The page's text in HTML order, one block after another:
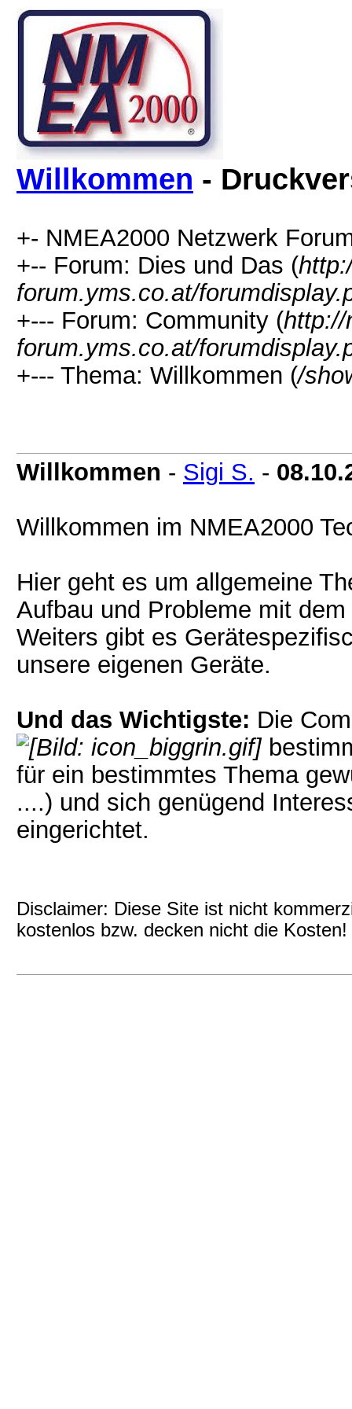
Willkommen -
+- NMEA2000 Netzwerk
+-- Forum: Dies und Das (
forum.yms.co.at/
+--- Forum: Community (http://
forum.yms.co.at/
+--- Thema: Willkommen (/
Willkommen - Sigi S. -
Willkommen im NMEA2000
Hier geht es um allgemeine
Aufbau und Probleme mit
Weiters gibt es
unsere eigenen Geräte.
Und das Wichtigste: Die
für ein bestimmtes Thema
....) und sich genügend
eingerichtet.
Disclaimer: Diese Site ist nicht
kostenlos bzw. decken nicht die Kosten!